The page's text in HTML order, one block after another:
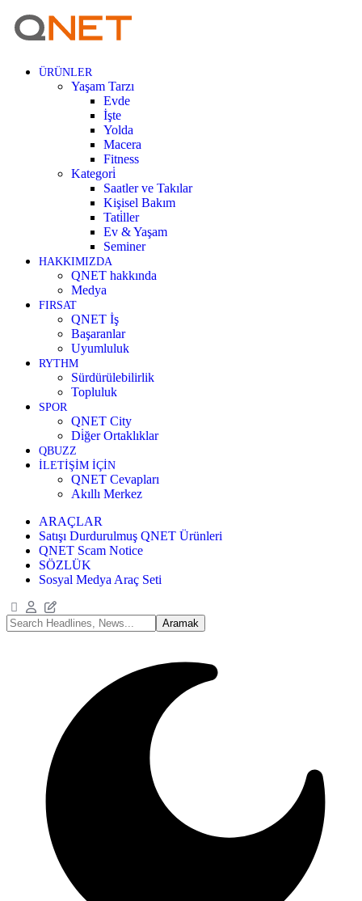
ÜRÜNLER
Yaşam Tarzı
Evde
İşte
Yolda
Macera
Fitness
Kategori̇
Saatler ve Takılar
Kişisel Bakım
Tati̇ller
Ev & Yaşam
Seminer
HAKKIMIZDA
QNET hakkında
Medya
FIRSAT
QNET İş
Başaranlar
Uyumluluk
RYTHM
Sürdürülebilirlik
Topluluk
SPOR
QNET City
Di̇ğer Ortaklıklar
QBUZZ
İLETİŞİM İÇİN
QNET Cevapları
Akıllı Merkez
ARAÇLAR
Satışı Durdurulmuş QNET Ürünleri
QNET Scam Notice
SÖZLÜK
Sosyal Medya Araç Seti